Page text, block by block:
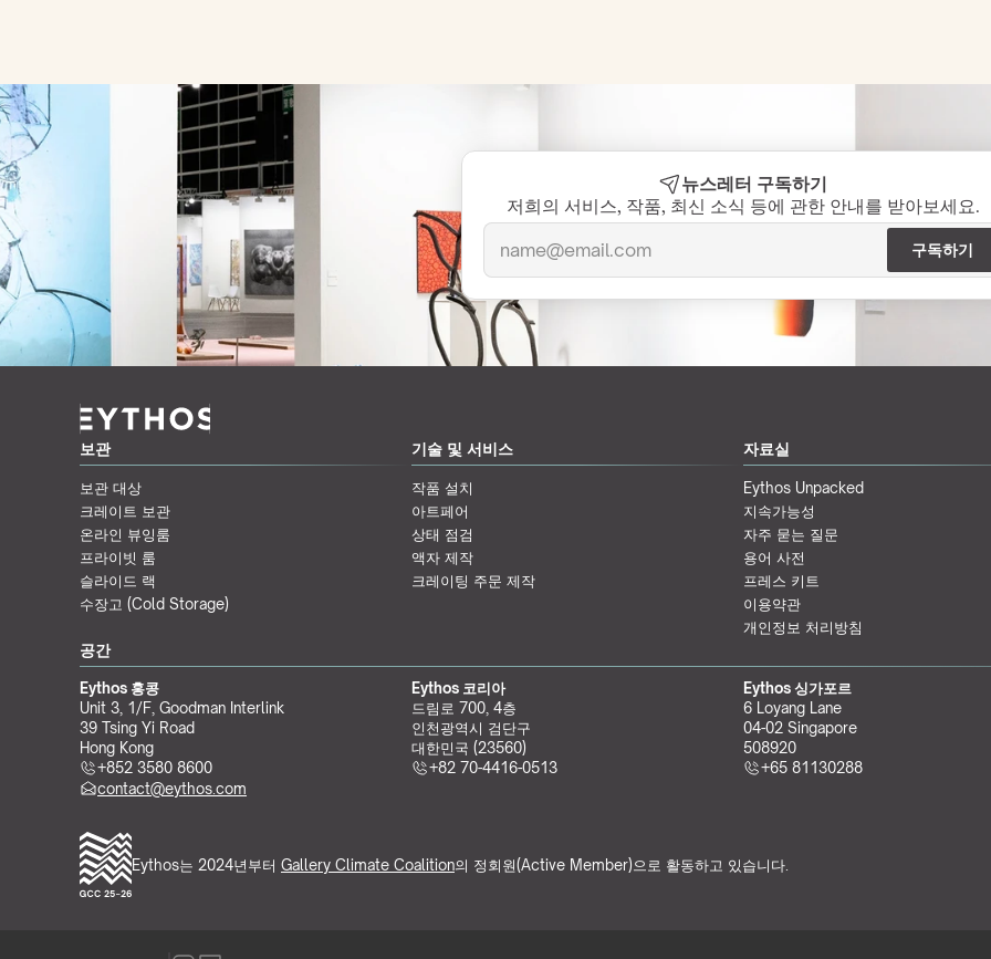
뉴스레터 구독하기
저희의 서비스, 작품, 최신 소식 등에 관한 안내를 받아보세요.
보관
보관 대상
크레이트 보관
온라인 뷰잉룸
프라이빗 룸
슬라이드 랙
수장고 (Cold Storage)
기술 및 서비스
작품 설치
아트페어
상태 점검
액자 제작
크레이팅 주문 제작
자료실
Eythos Unpacked
지속가능성
자주 묻는 질문
용어 사전
프레스 키트
이용약관
개인정보 처리방침
공간
Eythos 홍콩
Unit 3, 1/F, Goodman Interlink
39 Tsing Yi Road
Hong Kong
+852 3580 8600
Eythos 코리아
드림로 700, 4층
인천광역시 검단구
대한민국 (23560)
+82 70-4416-0513
Eythos 싱가포르
6 Loyang Lane
04-02 Singapore
508920
+65 81130288
contact@eythos.com
Eythos는 2024년부터 Gallery Climate Coalition의 정회원(Active Member)으로 활동하고 있습니다.